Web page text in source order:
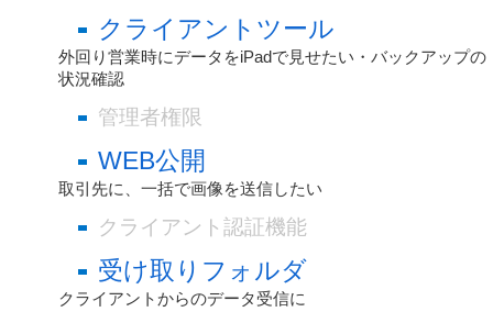
クライアントツール
外回り営業時にデータをiPadで見せたい・バックアップの
状況確認
管理者権限
WEB公開
取引先に、一括で画像を送信したい
クライアント認証機能
受け取りフォルダ
クライアントからのデータ受信に